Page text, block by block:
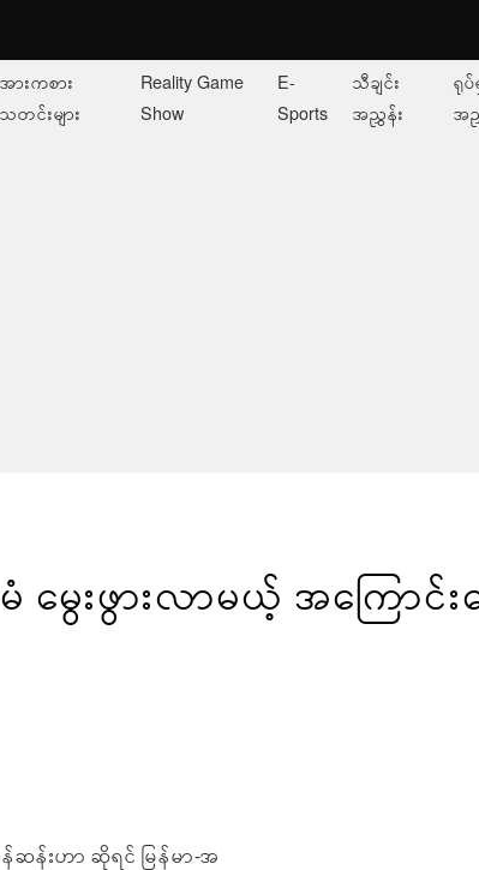
အားကစား
သတင်းများ
Reality Game
Show
E-
Sports
သီချင်း
အညွှန်း
ရုပ်
အ
းဖွားလာမယ့် အကြောင်း
ဆန်းဟာ ဆိုရင် မြန်မာ-အ